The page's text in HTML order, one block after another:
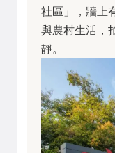
社區」，牆上
與農村生活，
靜。